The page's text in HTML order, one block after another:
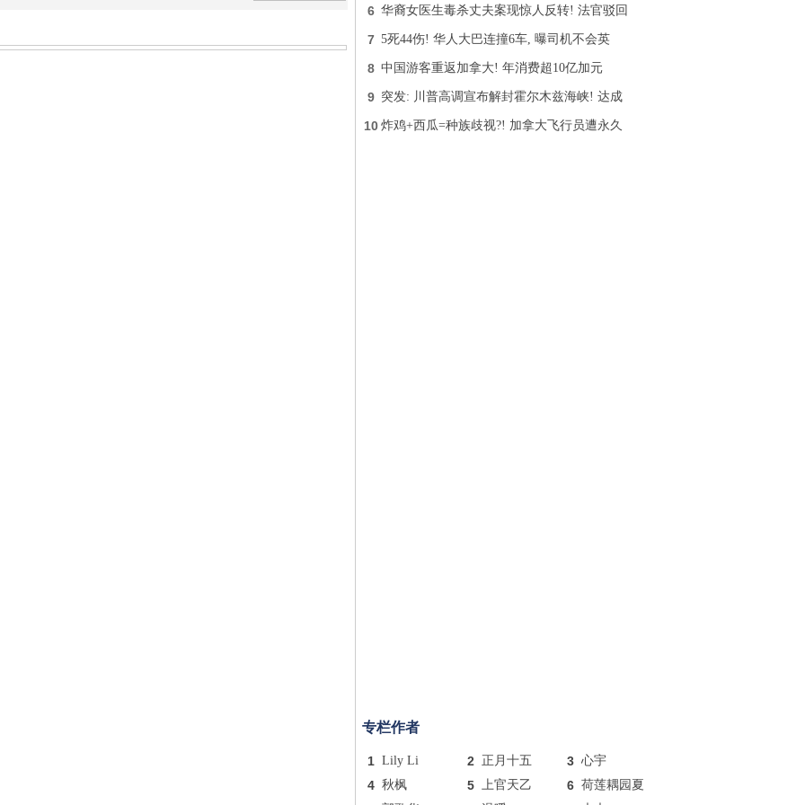
6 华裔女医生毒杀丈夫案现惊人反转! 法官驳回
7 5死44伤! 华人大巴连撞6车, 曝司机不会英
8 中国游客重返加拿大! 年消费超10亿加元
9 突发: 川普高调宣布解封霍尔木兹海峡! 达成
10 炸鸡+西瓜=种族歧视?! 加拿大飞行员遭永久
专栏作者
1 Lily Li 2 正月十五 3 心宇
4 秋枫 5 上官天乙 6 荷莲耦园夏